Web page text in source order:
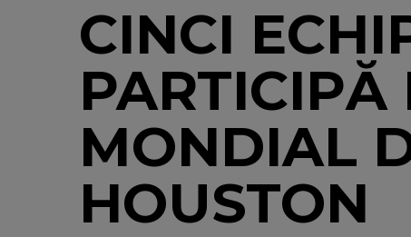
CINCI
MONDIAL
HOUSTON